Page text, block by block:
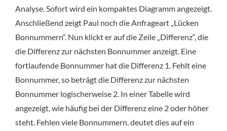
Analyse. Sofort wird ein kompaktes Diagramm angezeigt.
Anschließend zeigt Paul noch die Anfrageart „Lücken
Bonnummern“. Nun klickt er auf die Zeile „Differenz“, die
die Differenz zur nächsten Bonnummer anzeigt. Eine
fortlaufende Bonnummer hat die Differenz 1. Fehlt eine
Bonnummer, so beträgt die Differenz zur nächsten
Bonnummer logischerweise 2. In einer Tabelle wird
angezeigt, wie häufig bei der Differenz eine 2 oder höher
steht. Fehlen viele Bonnummern, deutet dies auf ein